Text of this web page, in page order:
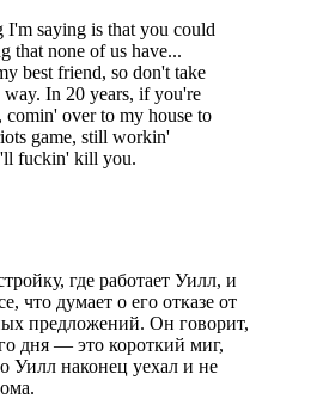
I'm saying is that you could
that none of us have...
best friend, so don't take
In 20 years, if you're
over to my house to
game, still workin'
fuckin' kill you.
где работает Уилл, и
что думает о его отказе от
предложений. Он говорит,
дня — это короткий миг,
Уилл наконец уехал и не